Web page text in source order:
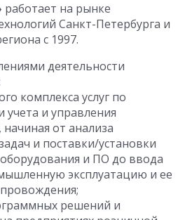
работает на рынке
Санкт-Петербурга и
с 1997.
деятельности
комплекса услуг по
учета и управления
от анализа
и поставки/установки
и ПО до ввода
эксплуатацию и ее
решений и